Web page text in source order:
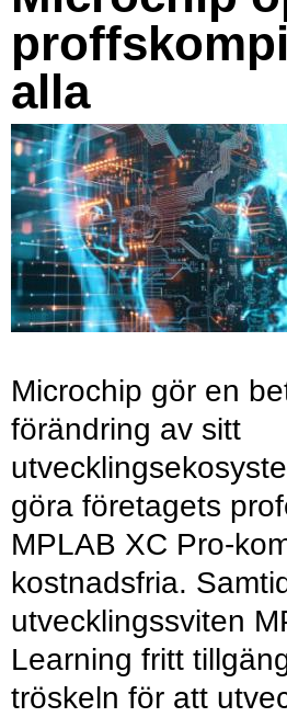
alla
Microchip gör en
förändring av sitt
göra företagets
MPLAB XC Pro-
kostnadsfria.
utvecklingssviten
Learning fritt
tröskeln för att